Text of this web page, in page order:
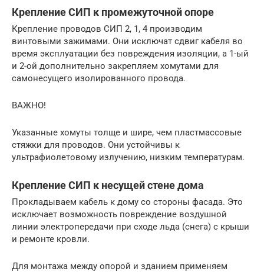
Крепление СИП к промежуточной опоре
Крепление проводов СИП 2, 1, 4 производим
винтовыми зажимами. Они исключат сдвиг кабеля во
время эксплуатации без повреждения изоляции, а 1-ый
и 2-ой дополнительно закрепляем хомутами для
самонесущего изолированного провода.
ВАЖНО!
Указанные хомуты толще и шире, чем пластмассовые
стяжки для проводов. Они устойчивы к
ультрафиолетовому излучению, низким температурам.
Крепление СИП к несущей стене дома
Прокладываем кабель к дому со стороны фасада. Это
исключает возможность повреждение воздушной
линии электропередачи при сходе льда (снега) с крыши
и ремонте кровли.
Для монтажа между опорой и зданием применяем